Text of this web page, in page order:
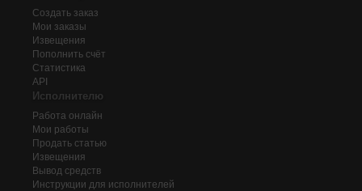
Создать заказ
Мои заказы
Извещения
Пополнить счёт
Статистика
API
Исполнителю
Работа онлайн
Мои работы
Продать статью
Извещения
Вывод средств
Инструкции для исполнителей